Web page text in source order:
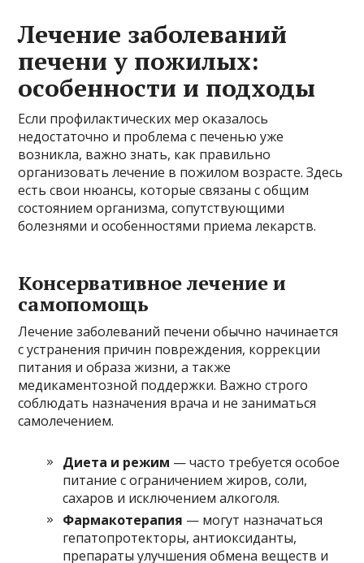
Лечение заболеваний
печени у пожилых:
особенности и подходы
Если профилактических мер оказалось
недостаточно и проблема с печенью уже
возникла, важно знать, как правильно
организовать лечение в пожилом возрасте. Здесь
есть свои нюансы, которые связаны с общим
состоянием организма, сопутствующими
болезнями и особенностями приема лекарств.
Консервативное лечение и
самопомощь
Лечение заболеваний печени обычно начинается
с устранения причин повреждения, коррекции
питания и образа жизни, а также
медикаментозной поддержки. Важно строго
соблюдать назначения врача и не заниматься
самолечением.
Диета и режим — часто требуется особое
питание с ограничением жиров, соли,
сахаров и исключением алкоголя.
Фармакотерапия — могут назначаться
гепатопротекторы, антиоксиданты,
препараты улучшения обмена веществ и